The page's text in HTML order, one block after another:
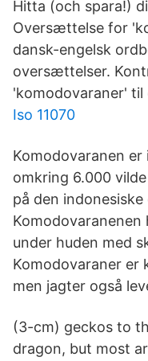
Hitta (och spara!)
Oversættelse for
dansk-engelsk
oversættelser.
'komodovaraner' til
Iso 11070
Komodovaranen
omkring 6.000
på den indonesiske
Komodovaranenen
under huden med
Komodovaraner
men jagter også
(3-cm) geckos to
dragon, but most